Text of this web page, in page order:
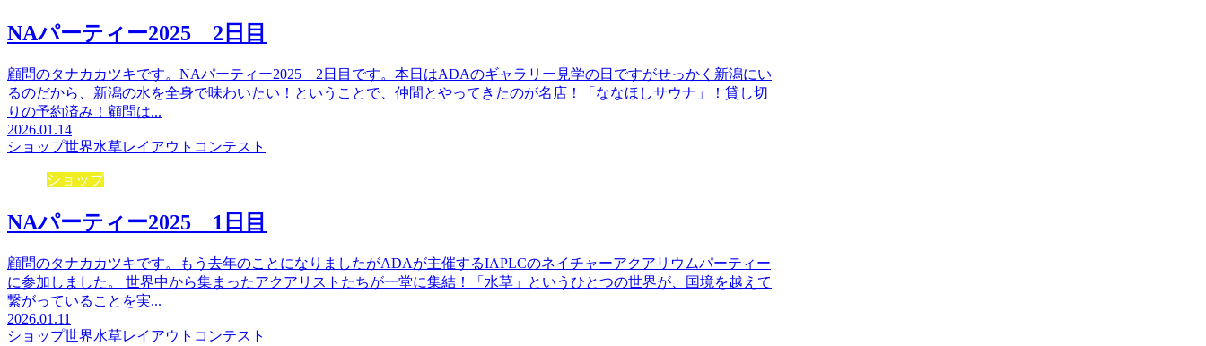
NAパーティー2025 2日目
顧問のタナカカツキです。NAパーティー2025 2日目です。本日はADAのギャラリー見学の日ですがせっかく新潟にい
るのだから、新潟の水を全身で味わいたい！ということで、仲間とやってきたのが名店！「ななほしサウナ」！貸し切
りの予約済み！顧問は...
2026.01.14
ショップ世界水草レイアウトコンテスト
ショップ
NAパーティー2025 1日目
顧問のタナカカツキです。もう去年のことになりましたがADAが主催するIAPLCのネイチャーアクアリウムパーティー
に参加しました。 世界中から集まったアクアリストたちが一堂に集結！「水草」というひとつの世界が、国境を越えて
繋がっていることを実...
2026.01.11
ショップ世界水草レイアウトコンテスト